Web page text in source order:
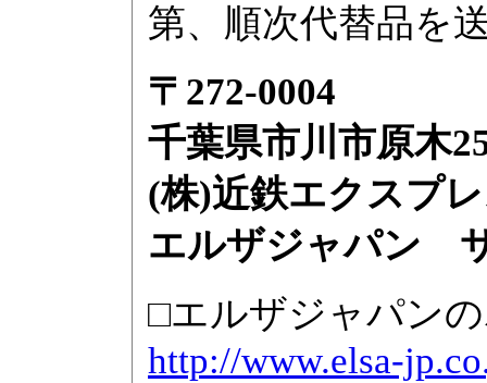
第、順次代替品を
〒272-0004
千葉県市川市原木
(株)近鉄エクスプ
エルザジャパン
□エルザジャパン
http://www.elsa-